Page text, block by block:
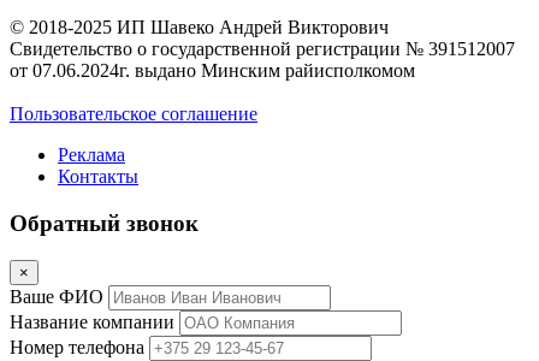
© 2018-2025 ИП Шавеко Андрей Викторович
Свидетельство о государственной регистрации № 391512007
от 07.06.2024г. выдано Минским райисполкомом
Пользовательское соглашение
Реклама
Контакты
Обратный звонок
×
Ваше ФИО
Название компании
Номер телефона